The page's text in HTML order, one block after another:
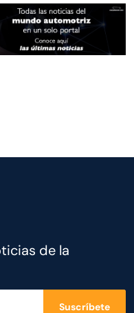
de la
Suscríbete